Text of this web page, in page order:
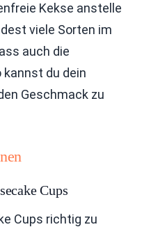
Kekse anstelle
viele Sorten im
auch die
du dein
Geschmack zu
Cups
Cups richtig zu